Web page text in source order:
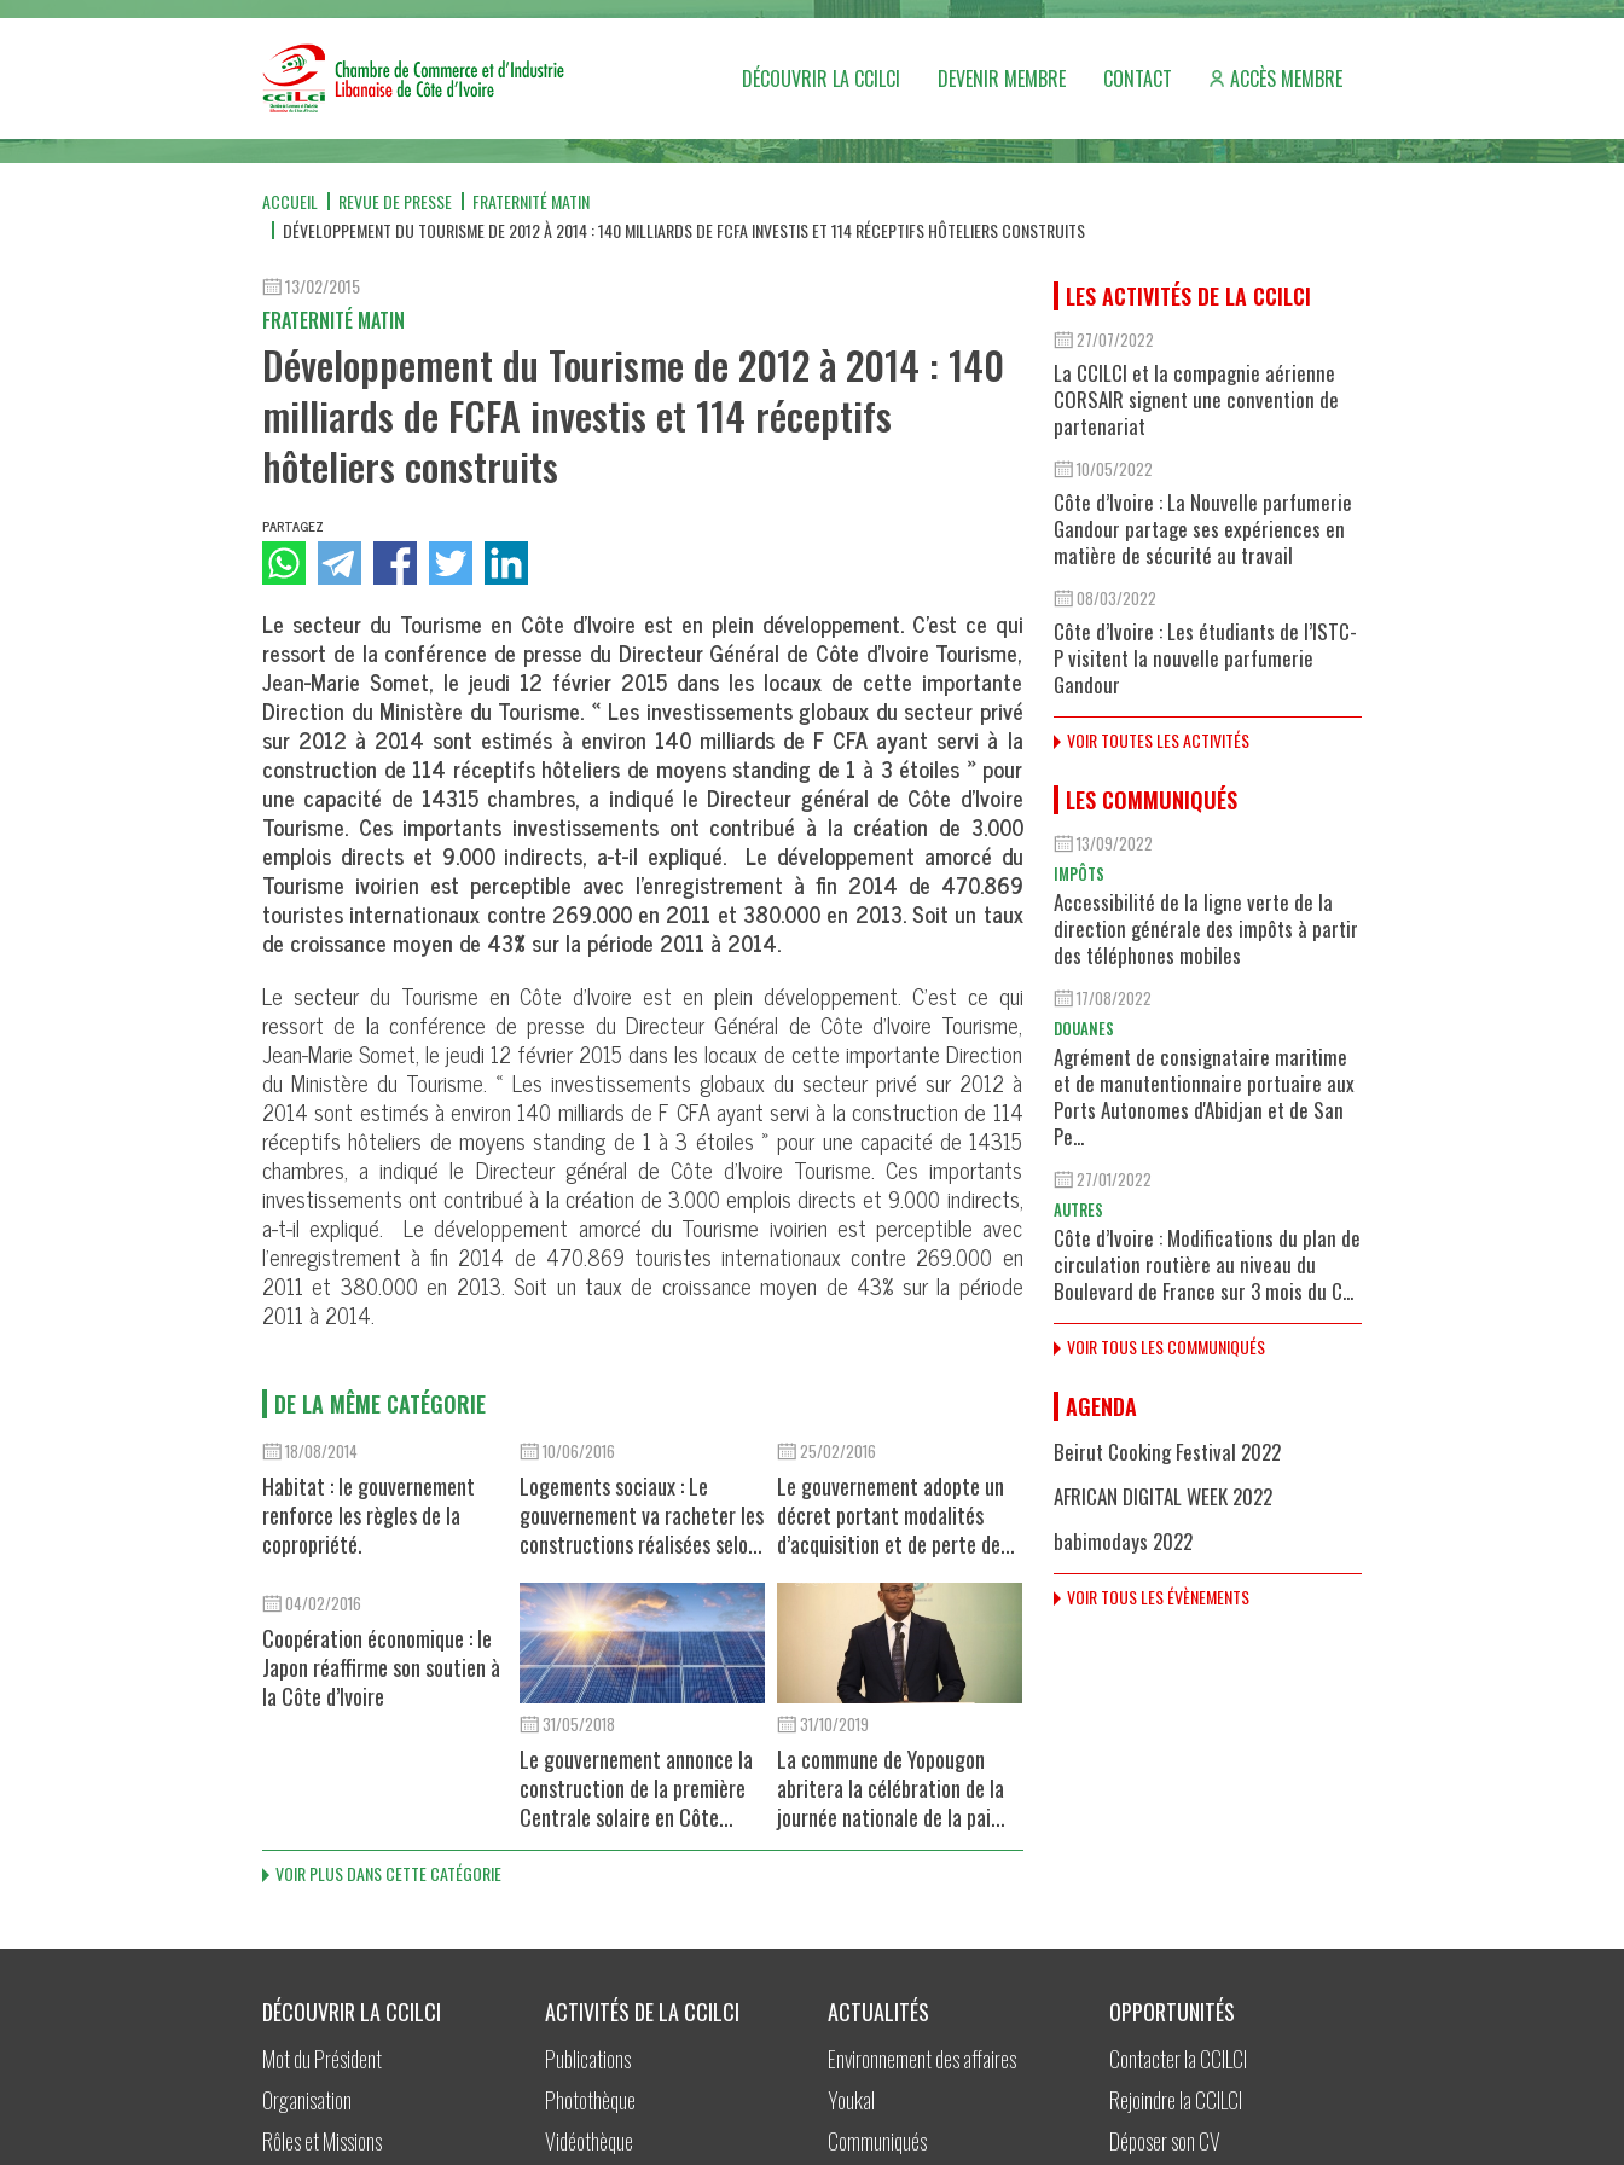
DÉCOUVRIR LA CCILCI DEVENIR MEMBRE CONTACT ACCÈS MEMBRE
ACCUEIL REVUE DE PRESSE
FRATERNITÉ MATIN
DÉVELOPPEMENT DU TOURISME DE 2012 À 2014 : 140 MILLIARDS DE FCFA INVESTIS ET 114 RÉCEPTIFS HÔTELIERS CONSTRUITS
13/02/2015
FRATERNITÉ MATIN
Développement du Tourisme de 2012 à 2014 : 140
milliards de FCFA investis et 114 réceptifs
hôteliers construits
PARTAGEZ
Le secteur du Tourisme en Côte d’Ivoire est en plein développement. C’est ce qui
ressort de la conférence de presse du Directeur Général de Côte d’Ivoire Tourisme,
Jean-Marie Somet, le jeudi 12 février 2015 dans les locaux de cette importante
Direction du Ministère du Tourisme. « Les investissements globaux du secteur privé
sur 2012 à 2014 sont estimés à environ 140 milliards de F CFA ayant servi à la
construction de 114 réceptifs hôteliers de moyens standing de 1 à 3 étoiles » pour
une capacité de 14315 chambres, a indiqué le Directeur général de Côte d’Ivoire
Tourisme. Ces importants investissements ont contribué à la création de 3.000
emplois directs et 9.000 indirects, a-t-il expliqué. Le développement amorcé du
Tourisme ivoirien est perceptible avec l’enregistrement à fin 2014 de 470.869
touristes internationaux contre 269.000 en 2011 et 380.000 en 2013. Soit un taux
de croissance moyen de 43% sur la période 2011 à 2014.
Le secteur du Tourisme en Côte d’Ivoire est en plein développement. C’est ce qui
ressort de la conférence de presse du Directeur Général de Côte d’Ivoire Tourisme,
Jean-Marie Somet, le jeudi 12 février 2015 dans les locaux de cette importante Direction
du Ministère du Tourisme. « Les investissements globaux du secteur privé sur 2012 à
2014 sont estimés à environ 140 milliards de F CFA ayant servi à la construction de 114
réceptifs hôteliers de moyens standing de 1 à 3 étoiles » pour une capacité de 14315
chambres, a indiqué le Directeur général de Côte d’Ivoire Tourisme. Ces importants
investissements ont contribué à la création de 3.000 emplois directs et 9.000 indirects,
a-t-il expliqué. Le développement amorcé du Tourisme ivoirien est perceptible avec
l’enregistrement à fin 2014 de 470.869 touristes internationaux contre 269.000 en
2011 et 380.000 en 2013. Soit un taux de croissance moyen de 43% sur la période
2011 à 2014.
DE LA MÊME CATÉGORIE
18/08/2014
Habitat : le gouvernement
renforce les règles de la
copropriété.
10/06/2016
Logements sociaux : Le
gouvernement va racheter les
constructions réalisées selo...
25/02/2016
Le gouvernement adopte un
décret portant modalités
d’acquisition et de perte de...
04/02/2016
Coopération économique : le
Japon réaffirme son soutien à
la Côte d’Ivoire
31/05/2018
Le gouvernement annonce la
construction de la première
Centrale solaire en Côte...
31/10/2019
La commune de Yopougon
abritera la célébration de la
journée nationale de la pai...
VOIR PLUS DANS CETTE CATÉGORIE
LES ACTIVITÉS DE LA CCILCI
27/07/2022
La CCILCI et la compagnie aérienne
CORSAIR signent une convention de
partenariat
10/05/2022
Côte d’Ivoire : La Nouvelle parfumerie
Gandour partage ses expériences en
matière de sécurité au travail
08/03/2022
Côte d’Ivoire : Les étudiants de l’ISTC-
P visitent la nouvelle parfumerie
Gandour
VOIR TOUTES LES ACTIVITÉS
LES COMMUNIQUÉS
13/09/2022
IMPÔTS
Accessibilité de la ligne verte de la
direction générale des impôts à partir
des téléphones mobiles
17/08/2022
DOUANES
Agrément de consignataire maritime
et de manutentionnaire portuaire aux
Ports Autonomes d'Abidjan et de San
Pe...
27/01/2022
AUTRES
Côte d’Ivoire : Modifications du plan de
circulation routière au niveau du
Boulevard de France sur 3 mois du C...
VOIR TOUS LES COMMUNIQUÉS
AGENDA
Beirut Cooking Festival 2022
AFRICAN DIGITAL WEEK 2022
babimodays 2022
VOIR TOUS LES ÉVÈNEMENTS
DÉCOUVRIR LA CCILCI
Mot du Président
Organisation
Rôles et Missions
ACTIVITÉS DE LA CCILCI
Publications
Photothèque
Vidéothèque
ACTUALITÉS
Environnement des affaires
Youkal
Communiqués
OPPORTUNITÉS
Contacter la CCILCI
Rejoindre la CCILCI
Déposer son CV